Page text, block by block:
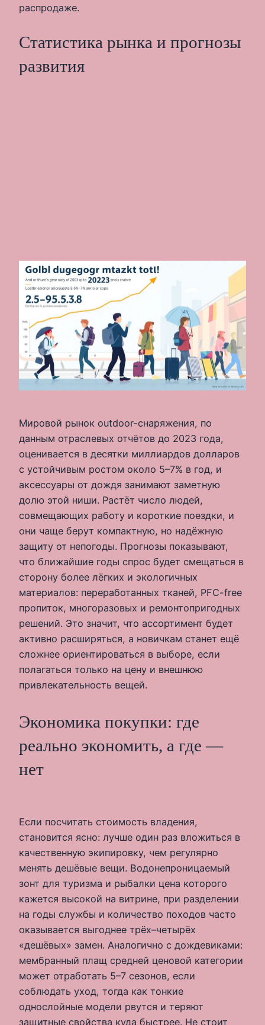
распродаже.
Статистика рынка и прогнозы
развития
Мировой рынок outdoor-снаряжения, по
данным отраслевых отчётов до 2023 года,
оценивается в десятки миллиардов долларов
с устойчивым ростом около 5–7% в год, и
аксессуары от дождя занимают заметную
долю этой ниши. Растёт число людей,
совмещающих работу и короткие поездки, и
они чаще берут компактную, но надёжную
защиту от непогоды. Прогнозы показывают,
что ближайшие годы спрос будет смещаться в
сторону более лёгких и экологичных
материалов: переработанных тканей, PFC-free
пропиток, многоразовых и ремонтопригодных
решений. Это значит, что ассортимент будет
активно расширяться, а новичкам станет ещё
сложнее ориентироваться в выборе, если
полагаться только на цену и внешнюю
привлекательность вещей.
Экономика покупки: где
реально экономить, а где —
нет
Если посчитать стоимость владения,
становится ясно: лучше один раз вложиться в
качественную экипировку, чем регулярно
менять дешёвые вещи. Водонепроницаемый
зонт для туризма и рыбалки цена которого
кажется высокой на витрине, при разделении
на годы службы и количество походов часто
оказывается выгоднее трёх–четырёх
«дешёвых» замен. Аналогично с дождевиками:
мембранный плащ средней ценовой категории
может отработать 5–7 сезонов, если
соблюдать уход, тогда как тонкие
однослойные модели рвутся и теряют
защитные свойства куда быстрее. Не стоит